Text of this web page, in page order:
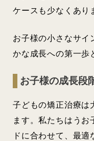
ケースも少なくあり
お子様の小さなサイ
かな成長への第一歩
お子様の成長段
子どもの矯正治療は
ます。私たちはうお
ドに合わせて、最